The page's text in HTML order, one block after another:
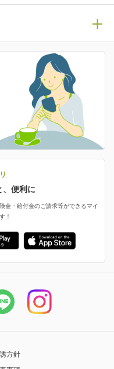
！
メディア
わかる！
み など
ビス
、便利に
金・給付金のご請求等ができるマイ
！
方針